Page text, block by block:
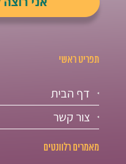
תפריט ראשי
דף הבית
צור קשר
מאמרים רלוונטים